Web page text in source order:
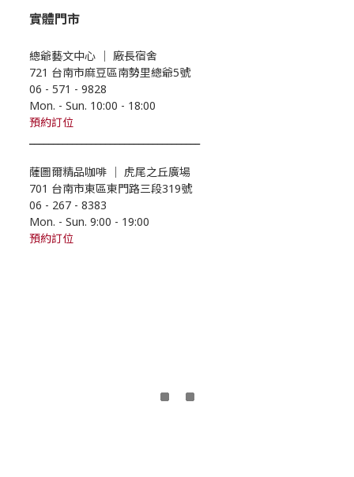
實體門市
總爺藝文中心 ｜ 廠長宿舍
721 台南市麻豆區南勢里總爺5號
06 - 571 - 9828
Mon. - Sun. 10:00 - 18:00
預約訂位
薩圖爾精品咖啡 ｜ 虎尾之丘廣場
701 台南市東區東門路三段319號
06 - 267 - 8383
Mon. - Sun. 9:00 - 19:00
預約訂位